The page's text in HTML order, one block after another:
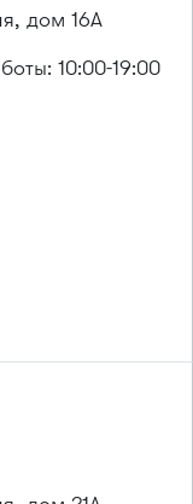
дом 16А
10:00-19:00